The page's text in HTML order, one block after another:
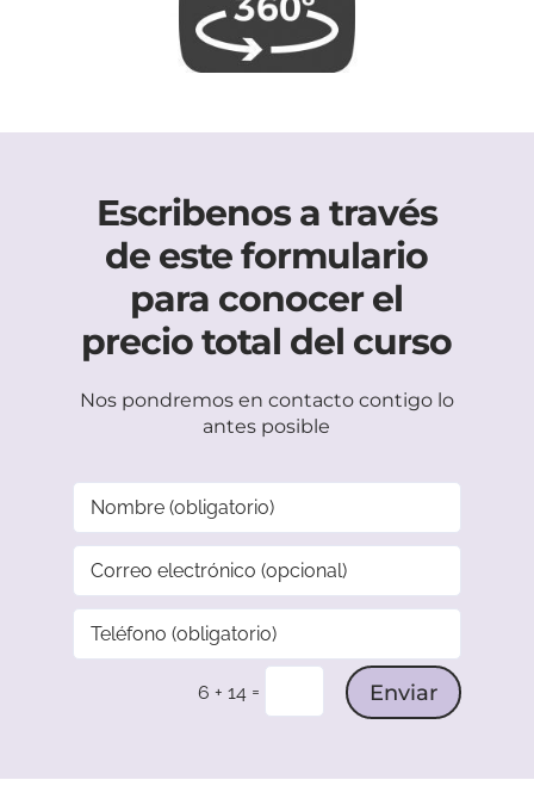
Escribenos a través
de este formulario
para conocer el
precio total del curso
Nos pondremos en contacto contigo lo
antes posible
6 + 14 = Enviar